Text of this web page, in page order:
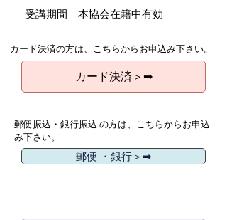
受講期間 本協会在籍中有効
カード決済の方は、こちらからお申込み下さい。
カード決済＞➡
郵便振込・銀行振込 の方は、こちらからお申込
み下さい。
郵便 ・銀行＞➡